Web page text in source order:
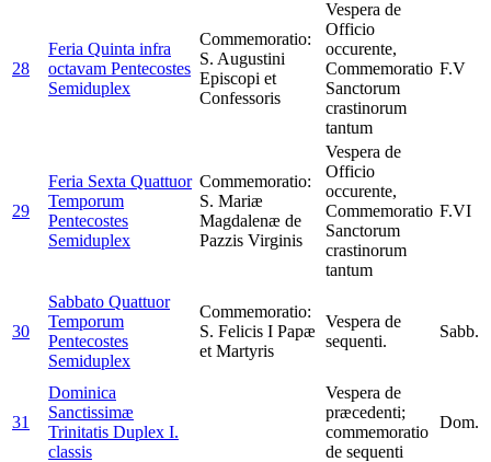
28
Feria Quinta infra
octavam Pentecostes
Semiduplex
Commemoratio:
S. Augustini
Episcopi et
Confessoris
Vespera de
Officio
occurente,
Commemoratio
Sanctorum
crastinorum
tantum
F.V
29
Feria Sexta Quattuor
Temporum
Pentecostes
Semiduplex
Commemoratio:
S. Mariæ
Magdalenæ de
Pazzis Virginis
Vespera de
Officio
occurente,
Commemoratio
Sanctorum
crastinorum
tantum
F.VI
30
Sabbato Quattuor
Temporum
Pentecostes
Semiduplex
Commemoratio:
S. Felicis I Papæ
et Martyris
Vespera de
sequenti.
Sabb.
31
Dominica
Sanctissimæ
Trinitatis Duplex I.
classis
Vespera de
præcedenti;
commemoratio
de sequenti
Dom.